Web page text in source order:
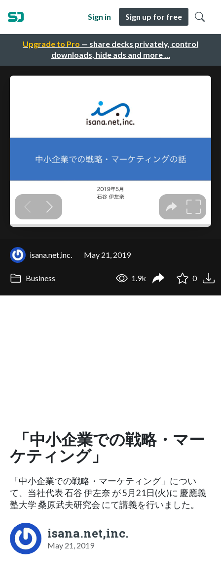
Upgrade to Pro — share decks privately, control
downloads, hide ads and more …
Sign in Sign up for free
isana.net,inc. May 21, 2019
Business 1.9k 0
「中小企業での戦略・マー
ケティング」
「中小企業での戦略・マーケティング」につい
て、当社代表 石谷 伊左奈 が 5月21日(火)に 慶應義
塾大学 桑原武夫研究会 にて講義を行いました。
isana.net,inc.
May 21, 2019